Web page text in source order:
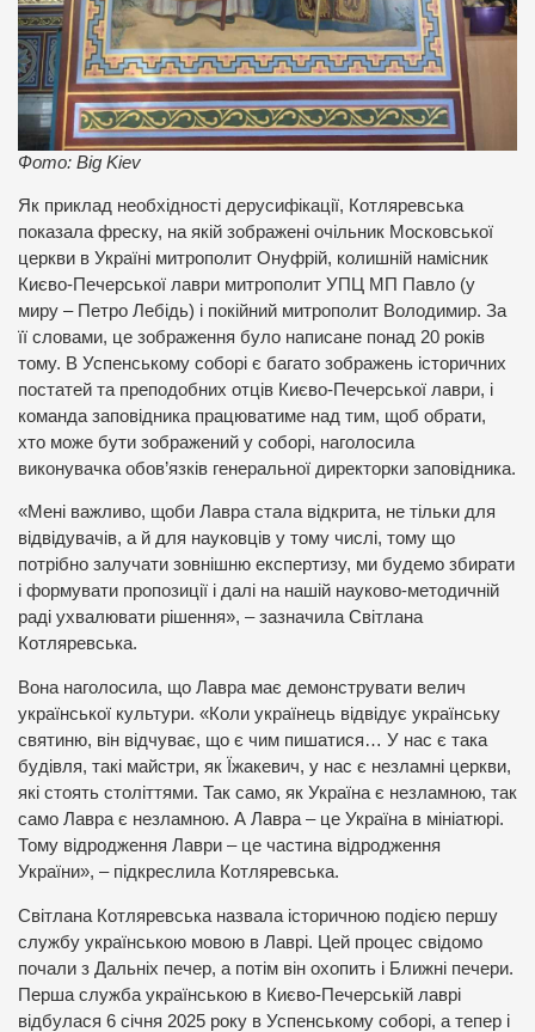
Фото: Big Kiev
Як приклад необхідності дерусифікації, Котляревська
показала фреску, на якій зображені очільник Московської
церкви в Україні митрополит Онуфрій, колишній намісник
Києво-Печерської лаври митрополит УПЦ МП Павло (у
миру – Петро Лебідь) і покійний митрополит Володимир. За
її словами, це зображення було написане понад 20 років
тому. В Успенському соборі є багато зображень історичних
постатей та преподобних отців Києво-Печерської лаври, і
команда заповідника працюватиме над тим, щоб обрати,
хто може бути зображений у соборі, наголосила
виконувачка обов’язків генеральної директорки заповідника.
«Мені важливо, щоби Лавра стала відкрита, не тільки для
відвідувачів, а й для науковців у тому числі, тому що
потрібно залучати зовнішню експертизу, ми будемо збирати
і формувати пропозиції і далі на нашій науково-методичній
раді ухвалювати рішення», – зазначила Світлана
Котляревська.
Вона наголосила, що Лавра має демонструвати велич
української культури. «Коли українець відвідує українську
святиню, він відчуває, що є чим пишатися… У нас є така
будівля, такі майстри, як Їжакевич, у нас є незламні церкви,
які стоять століттями. Так само, як Україна є незламною, так
само Лавра є незламною. А Лавра – це Україна в мініатюрі.
Тому відродження Лаври – це частина відродження
України», – підкреслила Котляревська.
Світлана Котляревська назвала історичною подією першу
службу українською мовою в Лаврі. Цей процес свідомо
почали з Дальніх печер, а потім він охопить і Ближні печери.
Перша служба українською в Києво-Печерській лаврі
відбулася 6 січня 2025 року в Успенському соборі, а тепер і